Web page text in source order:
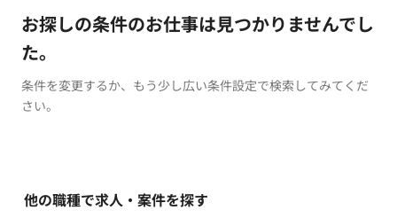
お探しの条件のお仕事は見つかりませんでし
た。
条件を変更するか、もう少し広い条件設定で検索してみてくだ
さい。
他の職種で求人・案件を探す